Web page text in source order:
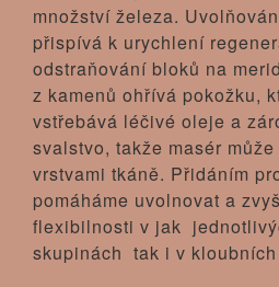
množství železa.
přispívá k urychlení
odstraňování bloků na
z kamenů ohřívá pokožku,
vstřebává léčivé oleje a
svalstvo, takže masér
vrstvami tkáně. Přidáním
pomáháme uvolnovat a
flexibilnosti v jak
skupinách tak i v kloubních